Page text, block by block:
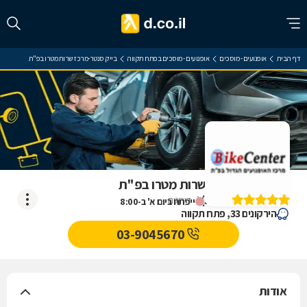
דף הבית אופנועים - מוסכים אופנועים - מוסכים בפתח תקווה בייק סנטר-מרכז שרות מטרו בפ"ת
ייפתח ביום א' ב-8:00
בייק סנטר-מרכז שרות מטרו בפ"ת
5
)
1דירוגים
הירקונים 33, פתח תקווה
03-9045670
אודות